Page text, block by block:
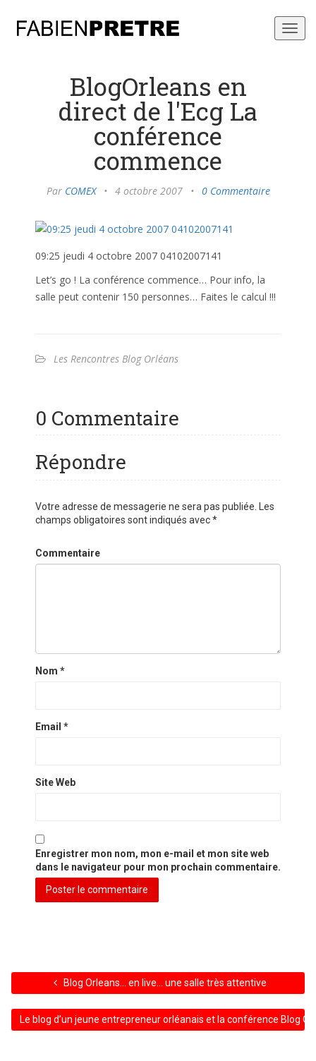
BlogOrleans en
direct de l'Ecg La
conférence
commence
Par COMEX • 4 octobre 2007 • 0 Commentaire
09:25 jeudi 4 octobre 2007 04102007141
Let’s go ! La conférence commence… Pour info, la
salle peut contenir 150 personnes… Faites le calcul !!!
Les Rencontres Blog Orléans
0 Commentaire
Répondre
Votre adresse de messagerie ne sera pas publiée.
Les
champs obligatoires sont indiqués avec*
Commentaire
Nom *
Email *
Site Web
Enregistrer mon nom, mon e-mail et mon site web
dans le navigateur pour mon prochain commentaire.
Blog Orleans… en live… une salle très attentive
Le blog d’un jeune entrepreneur orléanais et la conférence Blog